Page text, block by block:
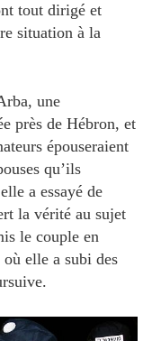
tout dirigé et
situation à la
une
près de Hébron, et
épouseraient
qu’ils
a essayé de
la vérité au sujet
le couple en
elle a subi des